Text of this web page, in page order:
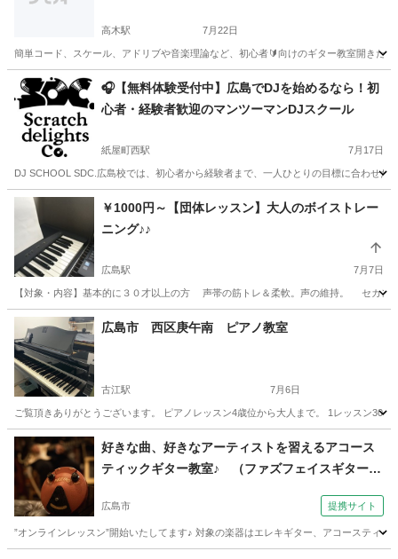
高木駅 7月22日
簡単コード、スケール、アドリブや音楽理論など、初心者🔰向けのギター教室開きた
広島 府中市 高木駅 ギター サークル
🎧【無料体験受付中】広島でDJを始めるなら！初
心者・経験者歓迎のマンツーマンDJスクール
紙屋町西駅 7月17日
DJ SCHOOL SDC.広島校では、初心者から経験者まで、一人ひとりの目標に合わせ
広島 広島市 紙屋町西駅 その他 レッスン
￥1000円～【団体レッスン】大人のボイストレー
ニング♪♪
広島駅 7月7日
【対象・内容】基本的に３０才以上の方 声帯の筋トレ＆柔軟。声の維持。
広島 広島市 広島駅 ボーカル 先生
広島市 西区庚午南 ピアノ教室
古江駅 7月6日
ご覧頂きありがとうございます。 ピアノレッスン4歳位から大人まで。 1レッスン30
広島 広島市 古江駅 ピアノ
好きな曲、好きなアーティストを習えるアコース
ティックギター教室♪ （ファズフェイスギター教
広島市 提携サイト
”オンラインレッスン”開始いたしてます♪ 対象の楽器はエレキギター、アコースティ